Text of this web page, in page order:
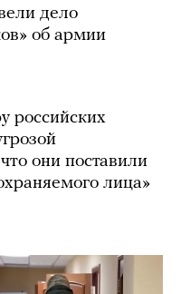
дело
об армии
российских
они поставили
лица»